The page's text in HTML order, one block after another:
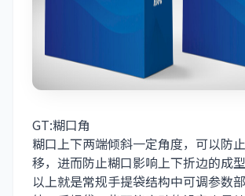
GT:糊口角
糊口上下两端倾斜一定角度，可以防
移，进而防止糊口影响上下折边的成型
以上就是常规手提袋结构中可调参数